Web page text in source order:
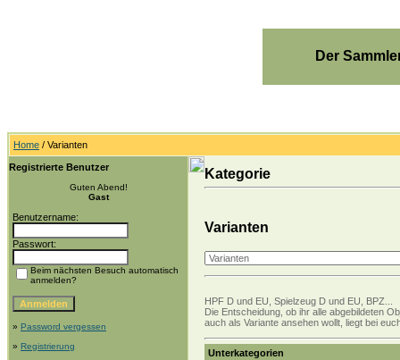
Der
Home / Varianten
Registrierte Benutzer
Guten Abend!
Gast
Benutzername:
Passwort:
Beim nächsten Besuch automatisch
anmelden?
» Password vergessen
» Registrierung
Kategorie
Varianten
HPF D und EU, Spielzeug D und EU, BPZ...
Die Entscheidung, ob ihr alle abgebildeten
auch als Variante ansehen wollt, liegt bei
Unterkategorien